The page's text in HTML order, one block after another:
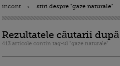
incont stiri despre "gaze naturale"
Rezultatele căutarii
413 articole contin tag-ul "gaze naturale"